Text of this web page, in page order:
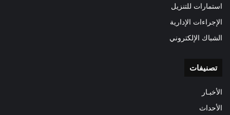
استمارات للتنزيل
الإجراءات الإدارية
الشباك الإلكتروني
تصنيفات
الأخبـار
الأحداث